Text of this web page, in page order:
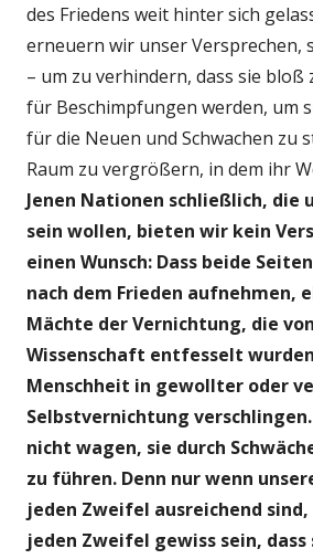
des Friedens weit hinter sich
erneuern wir unser Versprechen,
– um zu verhindern, dass sie
für Beschimpfungen werden, um
für die Neuen und Schwachen zu
Raum zu vergrößern, in dem ihr
Jenen Nationen schließlich, die
sein wollen, bieten wir kein
einen Wunsch: Dass beide
nach dem Frieden aufnehmen,
Mächte der Vernichtung, die
Wissenschaft entfesselt
Menschheit in gewollter oder
Selbstvernichtung
nicht wagen, sie durch
zu führen. Denn nur wenn
jeden Zweifel ausreichend
jeden Zweifel gewiss sein, dass